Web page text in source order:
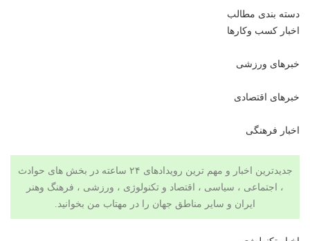
دسته بندی مطالب
اخبار کسب وکارها
خبرهای ورزشی
خبرهای اقتصادی
اخبار فرهنگی
جدیدترین اخبار و مهم ترین رویدادهای ۲۴ ساعته در بخش های حوادث
، اجتماعی ، سیاسی ، اقتصاد و تکنولوژی ، ورزشی ، فرهنگ وهنر
ایران و سایر مناطق جهان را در مهتاب من بخوانید.